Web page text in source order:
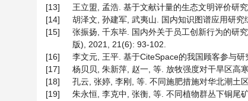
[13]
王立盟, 孟浩. 基于文献计量的生态文明评价研
[14]
胡泽文, 孙建军, 武夷山. 国内知识图谱应用研
[15]
张振扬, 千东毕. 国内外关于员工创新行为的研
版), 2021, 21(6): 93-102.
[16]
李文元, 王平. 基于CiteSpace的我国顾客参与
[17]
杨贝贝, 朱新萍, 赵一, 等. 放牧强度对干旱区高
[18]
孔云, 张婷, 李刚, 等. 不同施肥措施对华北潮土
[19]
朱永恒, 李克中, 张衡, 等. 不同植物群丛下铜尾